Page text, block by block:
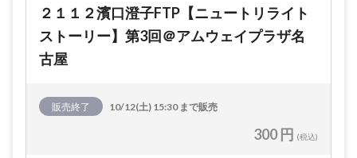
２１１２濱口澄子FTP【ニュートリライト
ストーリー】第3回＠アムウェイプラザ名
古屋
販売終了 10/12(土) 15:30 まで販売
300 円 (税込)